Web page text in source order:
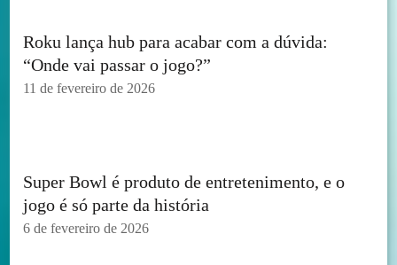
Roku lança hub para acabar com a dúvida:
“Onde vai passar o jogo?”
11 de fevereiro de 2026
Super Bowl é produto de entretenimento, e o
jogo é só parte da história
6 de fevereiro de 2026